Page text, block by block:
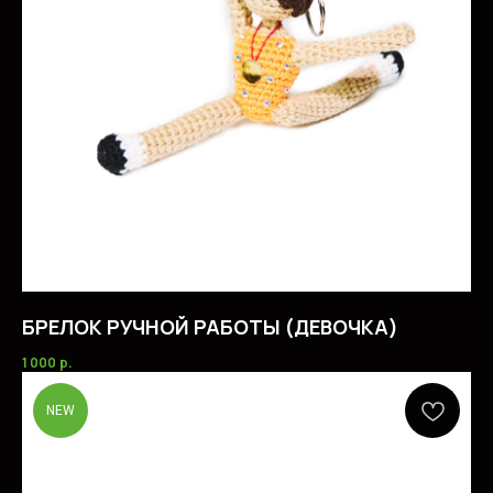
БРЕЛОК РУЧНОЙ РАБОТЫ (ДЕВОЧКА)
1 000 р.
NEW